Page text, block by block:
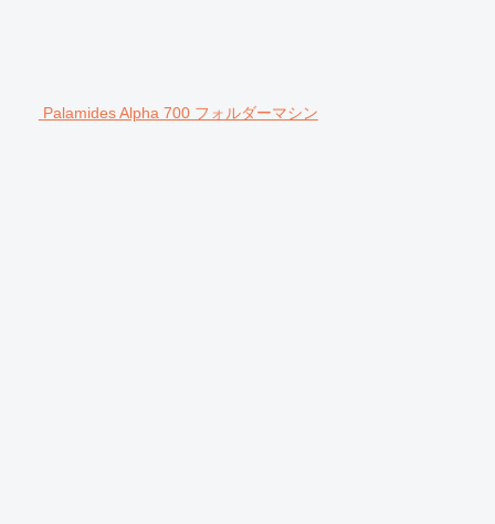
Palamides Alpha 700 フォルダーマシン